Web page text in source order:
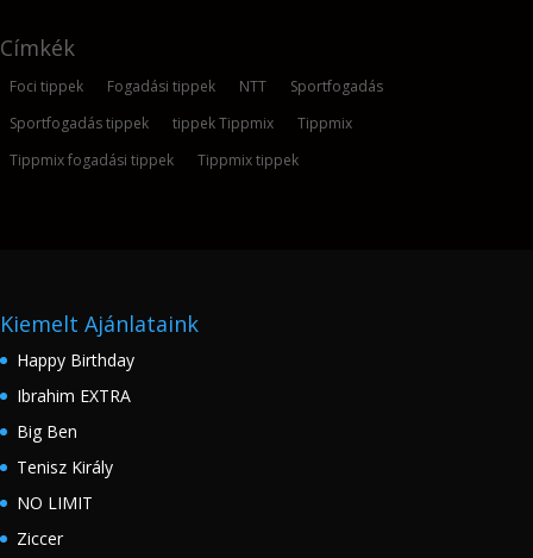
Címkék
Foci tippek Fogadási tippek NTT
Sportfogadás
Sportfogadás tippek
tippek Tippmix
Tippmix
Tippmix fogadási tippek
Tippmix tippek
Kiemelt Ajánlataink
Happy Birthday
Ibrahim EXTRA
Big Ben
Tenisz Király
NO LIMIT
Ziccer